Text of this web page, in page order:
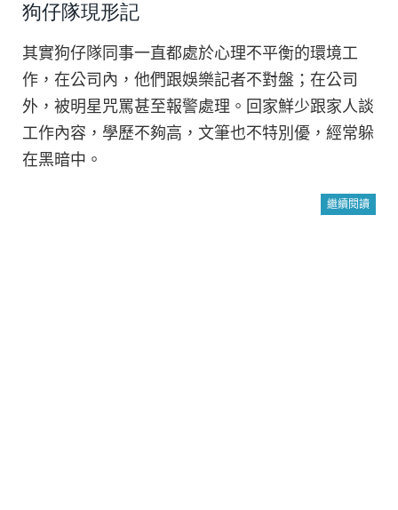
狗仔隊現形記
其實狗仔隊同事一直都處於心理不平衡的環境工
作，在公司內，他們跟娛樂記者不對盤；在公司
外，被明星咒罵甚至報警處理。回家鮮少跟家人談
工作內容，學歷不夠高，文筆也不特別優，經常躲
在黑暗中。
繼續閱讀